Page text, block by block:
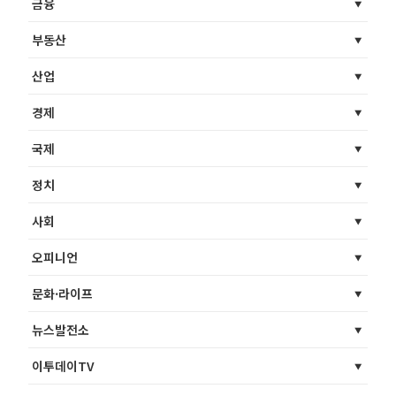
부동산
산업
경제
국제
정치
사회
오피니언
문화·라이프
뉴스발전소
이투데이TV